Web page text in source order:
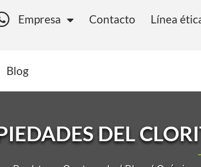
Empresa Contacto Línea
Blog
DEL